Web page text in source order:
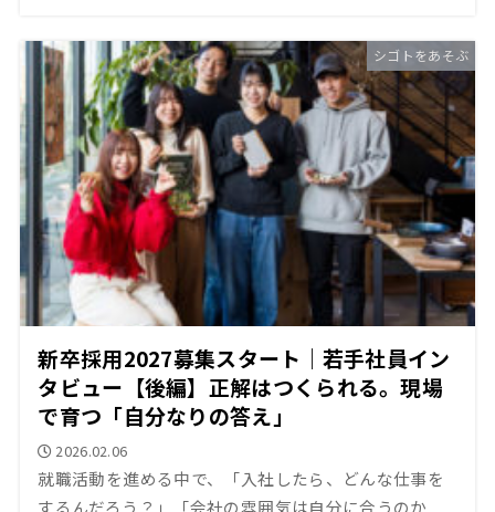
シゴトをあそぶ
新卒採用2027募集スタート｜若手社員イン
タビュー【後編】正解はつくられる。現場
で育つ「自分なりの答え」
2026.02.06
就職活動を進める中で、「入社したら、どんな仕事を
するんだろう？」「会社の雰囲気は自分に合うのか